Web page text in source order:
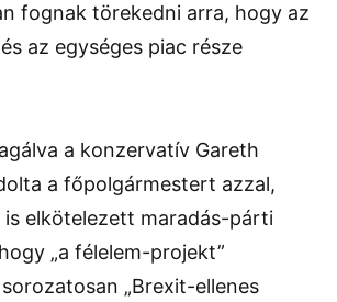
fognak törekedni arra, hogy az
az egységes piac része
a konzervatív Gareth
a főpolgármestert azzal,
elkötelezett maradás-párti
„a félelem-projekt”
„Brexit-ellenes